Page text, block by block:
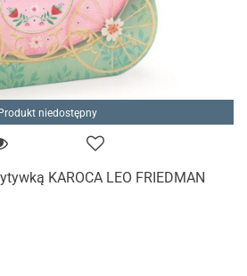
niedostępny
KAROCA LEO FRIEDMAN